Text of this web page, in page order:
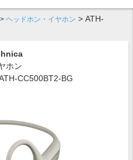
> ヘッドホン・イヤホン > ATH-
ホン
CC500BT2-BG